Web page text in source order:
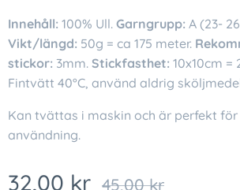
Innehåll: 100% Ull. Garngrupp: A (23-
Vikt/längd: 50g = ca 175 meter.
stickor: 3mm. Stickfasthet: 10x10cm =
Fintvätt 40°C, använd aldrig
Kan tvättas i maskin och är perfekt
användning.
32,00 kr 45,00kr